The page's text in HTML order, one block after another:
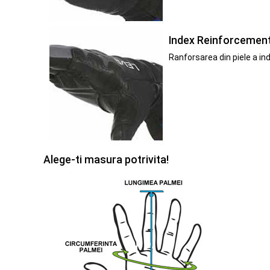
Index
Ranforsarea din piele a
Alege-ti masura potrivita!